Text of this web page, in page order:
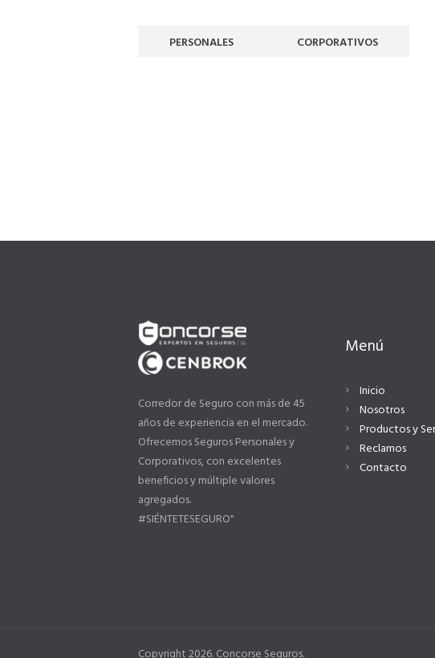
PERSONALES CORPORATIVOS
Corredor de Seguro con más de 45
años de experiencia en el mercado.
Ofrecemos Seguros Personales y
Corporativos, con excelentes
beneficios y múltiple valores
agregados.
#SIÉNTETESEGURO"
Menú
Inicio
Nosotros
Productos y
Reclamos
Contacto
Copyright 2026. Concorse Seguros.